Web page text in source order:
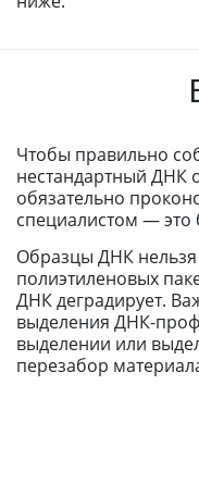
Чтобы правильно
нестандартный ДНК
обязательно
специалистом — это
Образцы ДНК нельзя
полиэтиленовых
ДНК деградирует.
выделения ДНК-
выделении или
перезабор